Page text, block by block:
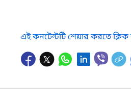
এই কনটেন্টটি শেয়ার করতে